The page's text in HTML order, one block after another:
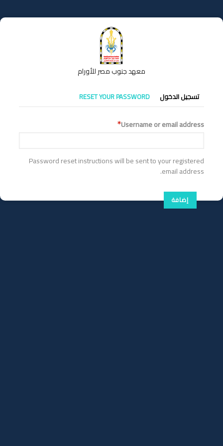
إلى
المحتوى
معهد جنوب مصر للأورام
التبويبات
الأساسية
تسجيل الدخول RESET YOUR PASSWORD
Username or email address
Password reset instructions will be sent to your registered
email address.